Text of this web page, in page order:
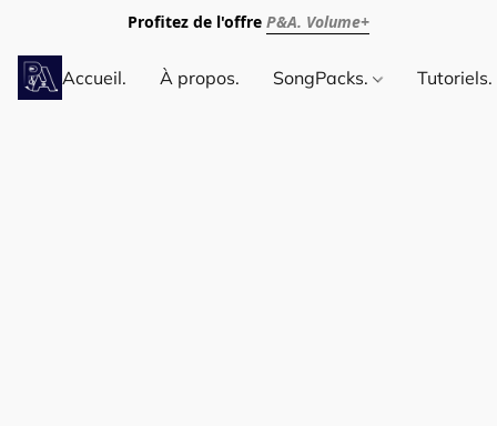
Profitez de l'offre P&A. Volume+
Accueil. À propos. SongPacks. Tutoriels.